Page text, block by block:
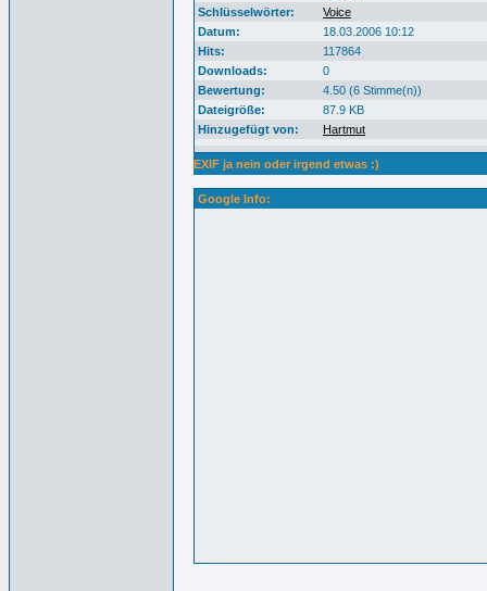
Schlüsselwörter:
Voice
Datum:
18.03.2006 10:12
Hits:
117864
Downloads:
0
Bewertung:
4.50 (6 Stimme(n))
Dateigröße:
87.9 KB
Hinzugefügt von:
Hartmut
EXIF ja nein oder irgend etwas :)
Google Info: